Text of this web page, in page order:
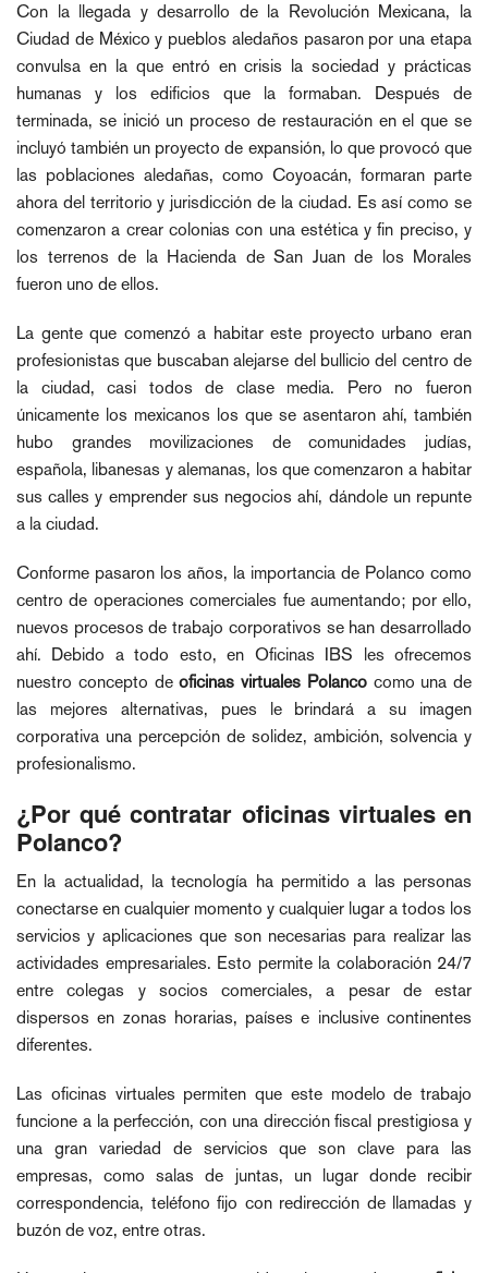
Con la llegada y desarrollo de la Revolución Mexicana, la
Ciudad de México y pueblos aledaños pasaron por una etapa
convulsa en la que entró en crisis la sociedad y prácticas
humanas y los edificios que la formaban. Después de
terminada, se inició un proceso de restauración en el que se
incluyó también un proyecto de expansión, lo que provocó que
las poblaciones aledañas, como Coyoacán, formaran parte
ahora del territorio y jurisdicción de la ciudad. Es así como se
comenzaron a crear colonias con una estética y fin preciso, y
los terrenos de la Hacienda de San Juan de los Morales
fueron uno de ellos.
La gente que comenzó a habitar este proyecto urbano eran
profesionistas que buscaban alejarse del bullicio del centro de
la ciudad, casi todos de clase media. Pero no fueron
únicamente los mexicanos los que se asentaron ahí, también
hubo grandes movilizaciones de comunidades judías,
española, libanesas y alemanas, los que comenzaron a habitar
sus calles y emprender sus negocios ahí, dándole un repunte
a la ciudad.
Conforme pasaron los años, la importancia de Polanco como
centro de operaciones comerciales fue aumentando; por ello,
nuevos procesos de trabajo corporativos se han desarrollado
ahí. Debido a todo esto, en Oficinas IBS les ofrecemos
nuestro concepto deoficinas virtuales Polancocomo una de
las mejores alternativas, pues le brindará a su imagen
corporativa una percepción de solidez, ambición, solvencia y
profesionalismo.
¿Por qué contratar oficinas virtuales en
Polanco?
En la actualidad, la tecnología ha permitido a las personas
conectarse en cualquier momento y cualquier lugar a todos los
servicios y aplicaciones que son necesarias para realizar las
actividades empresariales. Esto permite la colaboración 24/7
entre colegas y socios comerciales, a pesar de estar
dispersos en zonas horarias, países e inclusive continentes
diferentes.
Las oficinas virtuales permiten que este modelo de trabajo
funcione a la perfección, con una dirección fiscal prestigiosa y
una gran variedad de servicios que son clave para las
empresas, como salas de juntas, un lugar donde recibir
correspondencia, teléfono fijo con redirección de llamadas y
buzón de voz, entre otras.